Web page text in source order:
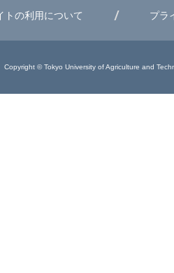
トの利用について プラ
Copyright © Tokyo University of Agriculture and